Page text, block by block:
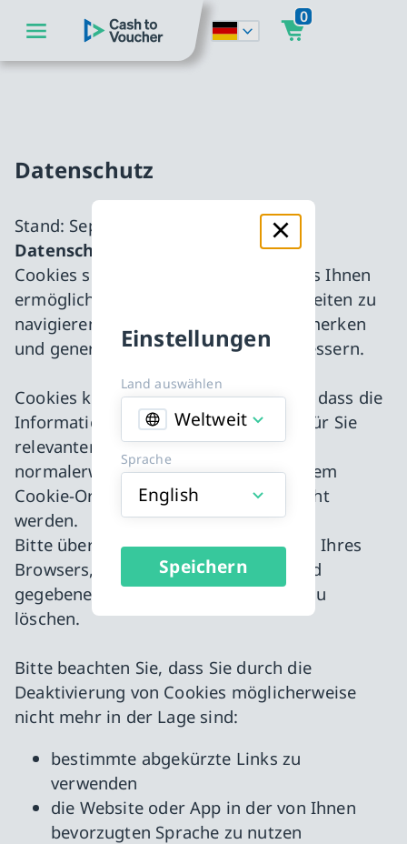
zum Hauptinhalt springen
zur Hauptnavigation springen
CashToVoucher: Zur Startseite
0
Einstellungen
Land auswählen
Weltweit
Sprache
English
Speichern
Datenschutz
Stand: September 2022
Datenschutz und Cookies
Cookies sind kleine Textdateien, die es Ihnen
ermöglichen, effizient zwischen Webseiten zu
navigieren, sich Ihre Präferenzen zu merken
und generell Ihr Surferlebnis zu verbessern.
Cookies können auch dazu beitragen, dass die
Informationen, die Sie online sehen, für Sie
relevanter sind. Cookies können
normalerweise deaktiviert oder aus dem
Cookie-Ordner Ihres Browsers gelöscht
werden.
Bitte überprüfen Sie die Einstellungen Ihres
Browsers, um Cookies anzuzeigen und
gegebenenfalls zu deaktivieren oder zu
löschen.
Bitte beachten Sie, dass Sie durch die
Deaktivierung von Cookies möglicherweise
nicht mehr in der Lage sind:
bestimmte abgekürzte Links zu
verwenden
die Website oder App in der von Ihnen
bevorzugten Sprache zu nutzen